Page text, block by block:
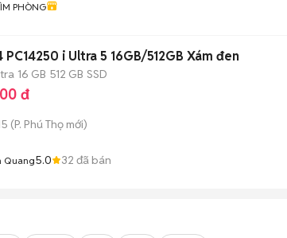
PHÒNG
PC14250 i Ultra 5 16GB/512GB Xám đen
16 GB 512 GB SSD
đ
(P. Phú Thọ mới)
Quang5.0 32 đã bán